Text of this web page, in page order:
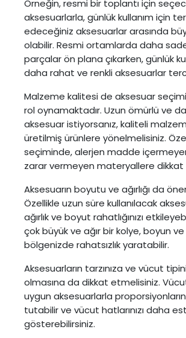
Örneğin, resmi bir toplantı için
aksesuarlarla, günlük kullanım için
edeceğiniz aksesuarlar arasında
olabilir. Resmi ortamlarda daha
parçalar ön plana çıkarken, günlük
daha rahat ve renkli aksesuarlar
Malzeme kalitesi de aksesuar
rol oynamaktadır. Uzun ömürlü ve
aksesuar istiyorsanız, kaliteli
üretilmiş ürünlere yönelmelisiniz.
seçiminde, alerjen madde
zarar vermeyen materyallere dikkat
Aksesuarın boyutu ve ağırlığı da
Özellikle uzun süre kullanılacak
ağırlık ve boyut rahatlığınızı
çok büyük ve ağır bir kolye, boyun
bölgenizde rahatsızlık yaratabilir.
Aksesuarların tarzınıza ve vücut
olmasına da dikkat etmelisiniz.
uygun aksesuarlarla
tutabilir ve vücut hatlarınızı daha
gösterebilirsiniz.